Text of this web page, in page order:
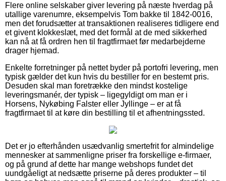
Flere online selskaber giver levering på næste hverdag på
utallige varenumre, eksempelvis Tom bakke til 1842-0016,
men det forudsætter at transaktionen realiseres tidligere end
et givent klokkeslæt, med det formål at de med sikkerhed
kan nå at få ordren hen til fragtfirmaet før medarbejderne
drager hjemad.
Enkelte forretninger på nettet byder på portofri levering, men
typisk gælder det kun hvis du bestiller for en bestemt pris.
Desuden skal man foretrække den mindst kostelige
leveringsmanér, der typisk – ligegyldigt om man er i
Horsens, Nykøbing Falster eller Jyllinge – er at få
fragtfirmaet til at køre din bestilling til et afhentningssted.
Det er jo efterhånden usædvanlig smertefrit for almindelige
mennesker at sammenligne priser fra forskellige e-firmaer,
og på grund af dette har mange webshops fundet det
uundgåeligt at nedsætte priserne på deres produkter – til